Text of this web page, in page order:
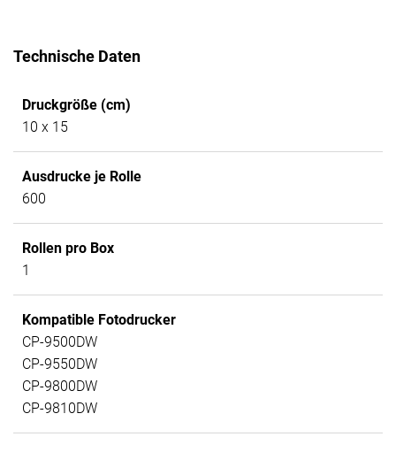
Technische Daten
Druckgröße (cm)
10 x 15
Ausdrucke je Rolle
600
Rollen pro Box
1
Kompatible Fotodrucker
CP-9500DW
CP-9550DW
CP-9800DW
CP-9810DW